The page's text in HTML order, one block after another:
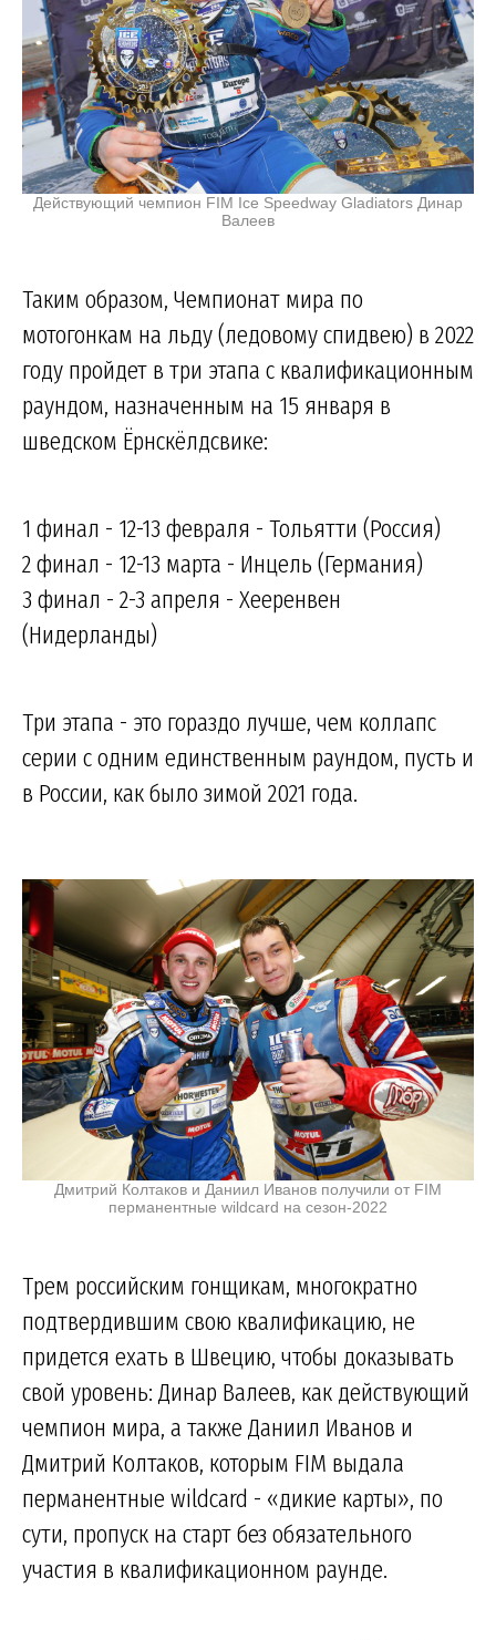
Действующий чемпион FIM Ice Speedway Gladiators Динар
Валеев
Таким образом, Чемпионат мира по
мотогонкам на льду (ледовому спидвею) в 2022
году пройдет в три этапа с квалификационным
раундом, назначенным на 15 января в
шведском Ёрнскёлдсвике:
1 финал - 12-13 февраля - Тольятти (Россия)
2 финал - 12-13 марта - Инцель (Германия)
3 финал - 2-3 апреля - Хееренвен
(Нидерланды)
Три этапа - это гораздо лучше, чем коллапс
серии с одним единственным раундом, пусть и
в России, как было зимой 2021 года.
Дмитрий Колтаков и Даниил Иванов получили от FIM
перманентные wildcard на сезон-2022
Трем российским гонщикам, многократно
подтвердившим свою квалификацию, не
придется ехать в Швецию, чтобы доказывать
свой уровень: Динар Валеев, как действующий
чемпион мира, а также Даниил Иванов и
Дмитрий Колтаков, которым FIM выдала
перманентные wildcard - «дикие карты», по
сути, пропуск на старт без обязательного
участия в квалификационном раунде.